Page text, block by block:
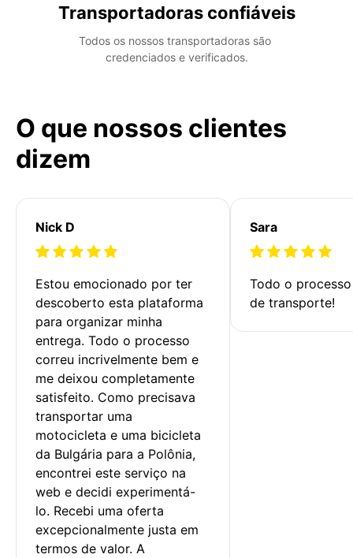
Transportadoras confiáveis
Todos os nossos transportadoras são
credenciados e verificados.
O que nossos clientes
dizem
Nick D
Estou emocionado por ter
descoberto esta plataforma
para organizar minha
entrega. Todo o processo
correu incrivelmente bem e
me deixou completamente
satisfeito. Como precisava
transportar uma
motocicleta e uma bicicleta
da Bulgária para a Polônia,
encontrei este serviço na
web e decidi experimentá-
lo. Recebi uma oferta
excepcionalmente justa em
termos de valor. A
Sara
Todo o
de transporte!